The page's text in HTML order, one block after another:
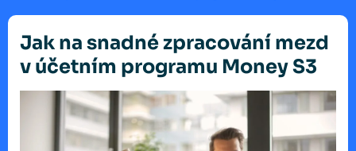
Jak na snadné zpracování mezd
v účetním programu Money S3